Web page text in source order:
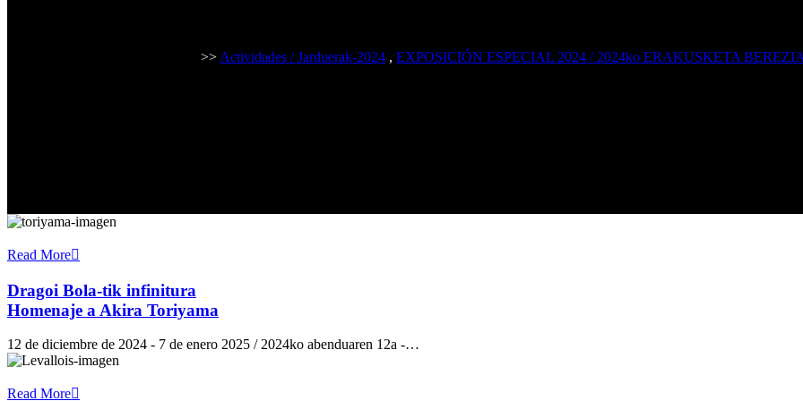
>> Actividades / Jarduerak-2024 , EXPOSICIÓN ESPECIAL 2024 / 2024ko ERAKUSKETA BEREZIA
Read More
Dragoi Bola-tik infinitura
Homenaje a Akira Toriyama
12 de diciembre de 2024 - 7 de enero 2025 / 2024ko abenduaren 12a -…
Read More